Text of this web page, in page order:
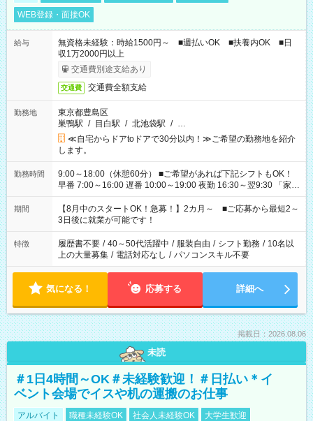
WEB登録・面接OK
給与
無資格未経験：時給1500円～ ■週払いOK ■扶養内OK ■日
収1万2000円以上
交通費別途支給あり
交通費 交通費全額支給
勤務地
東京都豊島区
巣鴨駅 / 目白駅 / 北池袋駅 / …
≪自宅からドアtoドアで30分以内！≫ご希望の勤務地を紹介
します。
勤務時間
9:00～18:00（休憩60分） ■ご希望があれば下記シフトもOK！
早番 7:00～16:00 遅番 10:00～19:00 夜勤 16:30～翌9:30 「家族
と休みを合わせたい」 「余裕を持って夕飯の準備がしたい」
「できれば残業はしたくない」 など、ご希望を教えてください
ね。 ※Wワーク希望の方へ 今ご覧のお仕事で希望する勤務時間
と、もう1つのお仕事の勤務時間。 合計で週40時間を超える場
合は応募できません。
期間
【8月中のスタートOK！急募！】2カ月～ ■ご応募から最短2～
3日後に就業が可能です！
特徴 履歴書不要 / 40～50代活躍中 / 服装自由 / シフト勤務 / 10名以
上の大量募集 / 電話対応なし / パソコンスキル不要
気になる！ 応募する 詳細へ
掲載日：2026.08.06
未読
＃1日4時間～OK＃未経験歓迎！＃日払い＊イ
ベント会場でイスや机の運搬のお仕事
アルバイト 職種未経験OK 社会人未経験OK
大学生歓迎